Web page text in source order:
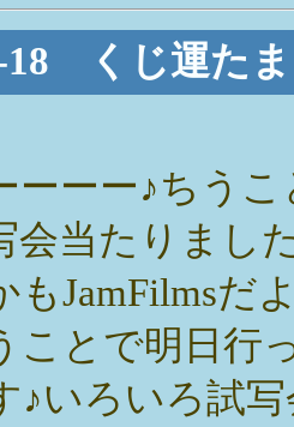
18 くじ運た
ーーー♪ちうこ
会当たりまし
もJamFilmsだ
ことで明日行
♪いろいろ試